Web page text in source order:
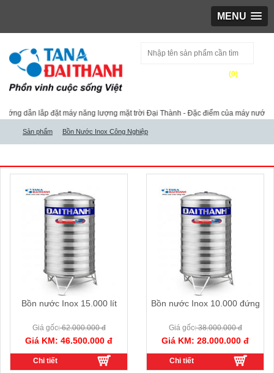
MENU
(0)
dẫn lắp đặt máy năng lượng mặt trời Đại Thành-Đặc điểm của máy nước
Sản phẩm Bồn Nước Inox Công Nghiệp
Bồn nước Inox 15.000 lít
Giá gốc: 62.000.000 đ
Giá KM: 46.500.000 đ
Chi tiết
Bồn nước Inox 10.000 đứng
Giá gốc: 38.000.000 đ
Giá KM: 28.000.000 đ
Chi tiết